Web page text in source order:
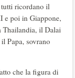
ricordano il
e poi in Giappone,
Thailandia, il Dalai
Papa, sovrano
che la figura di